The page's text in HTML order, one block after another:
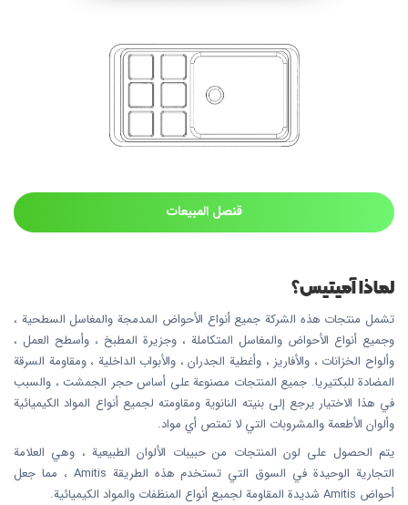
قنصل المبيعات
لماذا آميتيس؟
تشمل منتجات هذه الشركة جميع أنواع الأحواض المدمجة والمغاسل السطحية ،
وجميع أنواع الأحواض والمغاسل المتكاملة ، وجزيرة المطبخ ، وأسطح العمل ،
وألواح الخزانات ، والأفاريز ، وأغطية الجدران ، والأبواب الداخلية ، ومقاومة السرقة
المضادة للبكتيريا. جميع المنتجات مصنوعة على أساس حجر الجمشت ، والسبب
في هذا الاختيار يرجع إلى بنيته النانوية ومقاومته لجميع أنواع المواد الكيميائية
وألوان الأطعمة والمشروبات التي لا تمتص أي مواد.
يتم الحصول على لون المنتجات من حبيبات الألوان الطبيعية ، وهي العلامة
التجارية الوحيدة في السوق التي تستخدم هذه الطريقة Amitis ، مما جعل
أحواض Amitis شديدة المقاومة لجميع أنواع المنظفات والمواد الكيميائية.